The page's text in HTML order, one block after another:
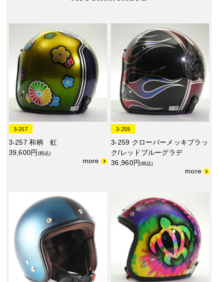
3-257
3-257 和柄 虹
39,600円 (税込)
3-259
3-259 クローバーメッキブラッ
ク/レッドブルーグラデ
36,960円(税込)